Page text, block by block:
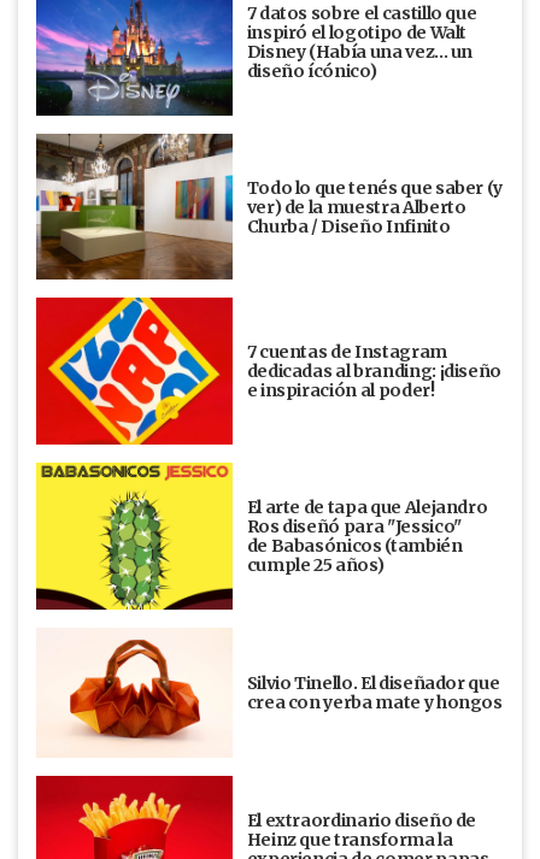
7 datos sobre el castillo que
inspiró el logotipo de Walt
Disney (Había una vez... un
diseño ícónico)
Todo lo que tenés que saber (y
ver) de la muestra Alberto
Churba / Diseño Infinito
7 cuentas de Instagram
dedicadas al branding: ¡diseño
e inspiración al poder!
El arte de tapa que Alejandro
Ros diseñó para "Jessico"
de Babasónicos (también
cumple 25 años)
Silvio Tinello. El diseñador que
crea con yerba mate y hongos
El extraordinario diseño de
Heinz que transforma la